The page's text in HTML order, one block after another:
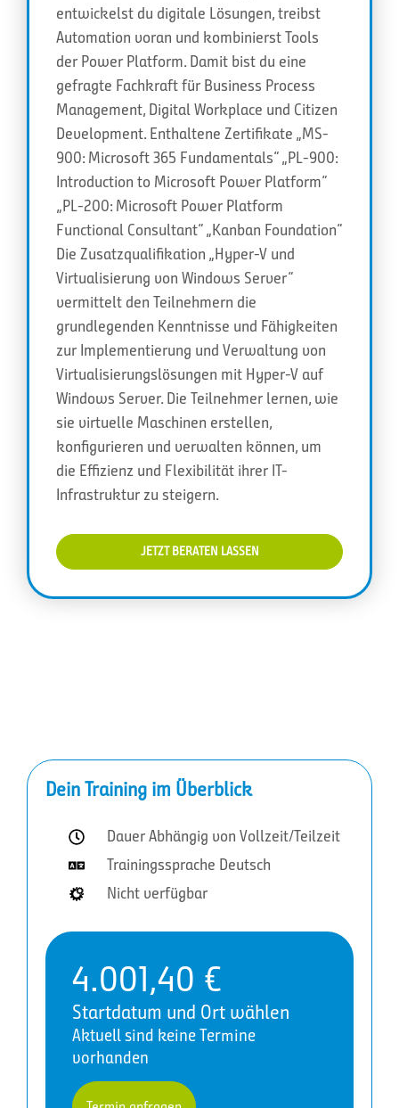
entwickelst du digitale Lösungen, treibst
Automation voran und kombinierst Tools
der Power Platform. Damit bist du eine
gefragte Fachkraft für Business Process
Management, Digital Workplace und Citizen
Development. Enthaltene Zertifikate „MS-
900: Microsoft 365 Fundamentals“ „PL-900:
Introduction to Microsoft Power Platform“
„PL-200: Microsoft Power Platform
Functional Consultant“ „Kanban Foundation“
Die Zusatzqualifikation „Hyper-V und
Virtualisierung von Windows Server“
vermittelt den Teilnehmern die
grundlegenden Kenntnisse und Fähigkeiten
zur Implementierung und Verwaltung von
Virtualisierungslösungen mit Hyper-V auf
Windows Server. Die Teilnehmer lernen, wie
sie virtuelle Maschinen erstellen,
konfigurieren und verwalten können, um
die Effizienz und Flexibilität ihrer IT-
Infrastruktur zu steigern.
JETZT BERATEN LASSEN
Dein Training im Überblick
Dauer Abhängig von Vollzeit/Teilzeit
Trainingssprache Deutsch
Nicht verfügbar
4.001,40 €
Startdatum und Ort wählen
Aktuell sind keine Termine
vorhanden